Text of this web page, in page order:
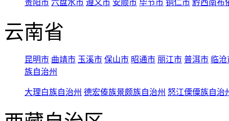
贵阳市 六盘水市 遵义市 安顺市 毕节市 铜仁市 黔西南布
云南省
昆明市 曲靖市 玉溪市 保山市 昭通市 丽江市 普洱市 临
族自治州
大理白族自治州 德宏傣族景颇族自治州 怒江傈僳族自治